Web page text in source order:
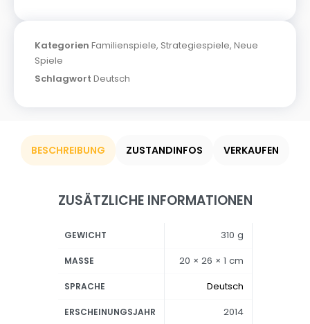
Kategorien Familienspiele, Strategiespiele, Neue
Spiele
Schlagwort Deutsch
BESCHREIBUNG ZUSTANDINFOS VERKAUFEN
ZUSÄTZLICHE INFORMATIONEN
GEWICHT 310 g
MASSE 20 × 26 × 1 cm
SPRACHE Deutsch
ERSCHEINUNGSJAHR 2014